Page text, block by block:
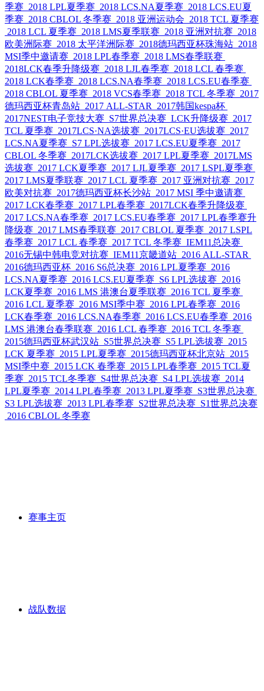
季赛 2018 LPL夏季赛 2018 LCS.NA夏季赛 2018 LCS.EU夏
季赛 2018 CBLOL 冬季赛 2018 亚洲运动会 2018 TCL 夏季赛
2018 LCL 夏季赛 2018 LMS夏季联赛 2018 亚洲对抗赛 2018
欧美洲际赛 2018 太平洋洲际赛 2018德玛西亚杯珠海站 2018
MSI季中邀请赛 2018 LPL春季赛 2018 LMS春季联赛
2018LCK春季升降级赛 2018 LJL春季赛 2018 LCL 春季赛
2018 LCK春季赛 2018 LCS.NA春季赛 2018 LCS.EU春季赛
2018 CBLOL 夏季赛 2018 VCS春季赛 2018 TCL 冬季赛 2017
德玛西亚杯青岛站 2017 ALL-STAR
2017韩国kespa杯
2017NEST电子竞技大赛 S7世界总决赛 LCK升降级赛 2017
TCL 夏季赛 2017LCS·NA选拔赛 2017LCS·EU选拔赛 2017
LCS.NA夏季赛 S7 LPL选拔赛 2017 LCS.EU夏季赛 2017
CBLOL 冬季赛 2017LCK选拔赛 2017 LPL夏季赛 2017LMS
选拔赛 2017 LCK夏季赛 2017 LJL夏季赛 2017 LSPL夏季赛
2017 LMS夏季联赛 2017 LCL 夏季赛 2017 亚洲对抗赛 2017
欧美对抗赛 2017德玛西亚杯长沙站 2017 MSI 季中邀请赛
2017 LCK春季赛 2017 LPL春季赛 2017LCK春季升降级赛
2017 LCS.NA春季赛 2017 LCS.EU春季赛 2017 LPL春季赛升
降级赛 2017 LMS春季联赛 2017 CBLOL 夏季赛 2017 LSPL
春季赛 2017 LCL 春季赛 2017 TCL 冬季赛 IEM11总决赛
2016无锡中韩电竞对抗赛 IEM11京畿道站 2016 ALL-STAR
2016德玛西亚杯 2016 S6总决赛 2016 LPL夏季赛 2016
LCS.NA夏季赛 2016 LCS.EU夏季赛 S6 LPL选拔赛 2016
LCK夏季赛 2016 LMS 港澳台夏季联赛 2016 TCL 夏季赛
2016 LCL 夏季赛 2016 MSI季中赛 2016 LPL春季赛 2016
LCK春季赛 2016 LCS.NA春季赛 2016 LCS.EU春季赛 2016
LMS 港澳台春季联赛 2016 LCL 春季赛 2016 TCL 冬季赛
2015德玛西亚杯武汉站 S5世界总决赛 S5 LPL选拔赛 2015
LCK 夏季赛 2015 LPL夏季赛 2015德玛西亚杯北京站 2015
MSI季中赛 2015 LCK 春季赛 2015 LPL春季赛 2015 TCL夏
季赛 2015 TCL冬季赛 S4世界总决赛 S4 LPL选拔赛 2014
LPL夏季赛 2014 LPL春季赛 2013 LPL夏季赛 S3世界总决赛
S3 LPL选拔赛 2013 LPL春季赛 S2世界总决赛 S1世界总决赛
2016 CBLOL 冬季赛
赛事主页
战队数据